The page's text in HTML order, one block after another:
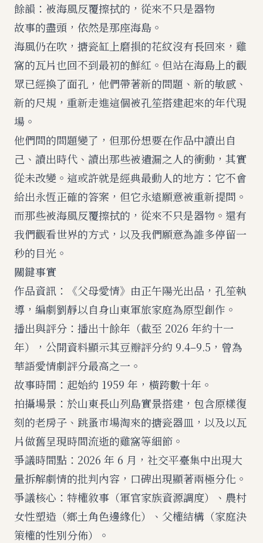
餘韻：被海風反覆擦拭的，從來不只是器物
故事的盡頭，依然是那座海島。
海風仍在吹，搪瓷缸上磨損的花紋沒有長回來，雞
窩的瓦片也回不到最初的鮮紅。但站在海島上的觀
眾已經換了面孔，他們帶著新的問題、新的敏感、
新的尺規，重新走進這個被孔笙搭建起來的年代現
場。
他們問的問題變了，但那份想要在作品中讀出自
己、讀出時代、讀出那些被遺漏之人的衝動，其實
從未改變。這或許就是經典最動人的地方：它不會
給出永恆正確的答案，但它永遠願意被重新提問。
而那些被海風反覆擦拭的，從來不只是器物。還有
我們觀看世界的方式，以及我們願意為誰多停留一
秒的目光。
關鍵事實
作品資訊：《父母愛情》由正午陽光出品，孔笙執
導，編劇劉靜以自身山東軍旅家庭為原型創作。
播出與評分：播出十餘年（截至 2026 年約十一
年），公開資料顯示其豆瓣評分約 9.4–9.5，曾為
華語愛情劇評分最高之一。
故事時間：起始約 1959 年，橫跨數十年。
拍攝場景：於山東長山列島實景搭建，包含原樣復
刻的老房子、跳蚤市場淘來的搪瓷器皿，以及以瓦
片做舊呈現時間流逝的雞窩等細節。
爭議時間點：2026 年 6 月，社交平臺集中出現大
量拆解劇情的批判內容，口碑出現顯著兩極分化。
爭議核心：特權敘事（軍官家族資源調度）、農村
女性塑造（鄉土角色邊緣化）、父權結構（家庭決
策權的性別分佈）。